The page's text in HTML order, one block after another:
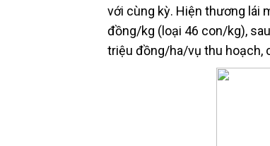
với cùng kỳ. Hiện thương lái
đồng/kg (loại 46 con/kg),
triệu đồng/ha/vụ thu hoạch,